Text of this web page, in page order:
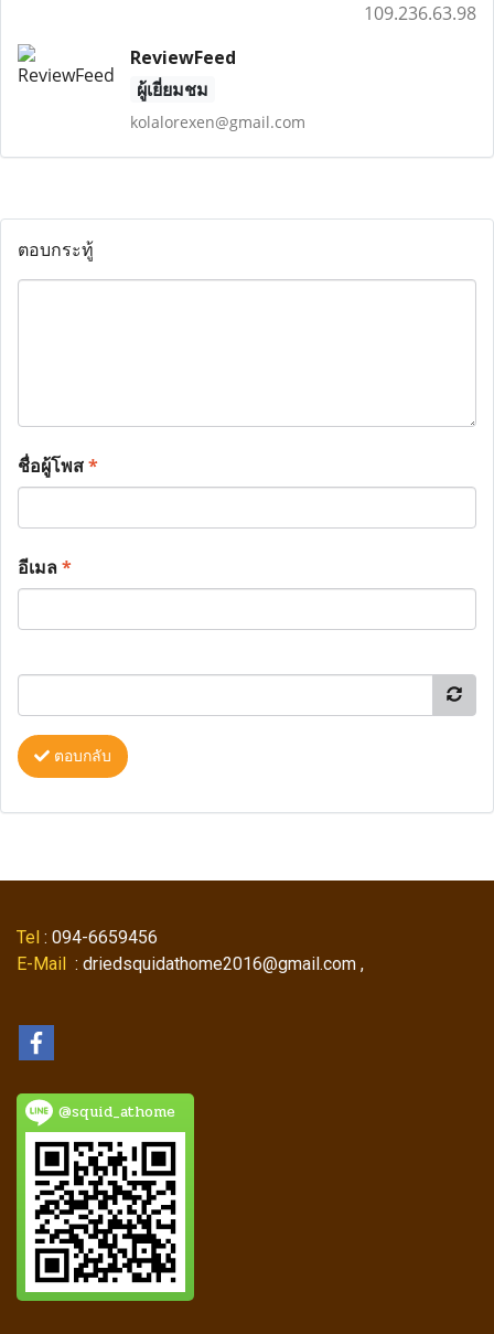
109.236.63.98
ReviewFeed
ผู้เยี่ยมชม
kolalorexen@gmail.com
ตอบกระทู้
ชื่อผู้โพส*
อีเมล*
ตอบกลับ
Tel : 094-6659456
E-Mail : driedsquidathome2016@gmail.com ,
@squid_athome